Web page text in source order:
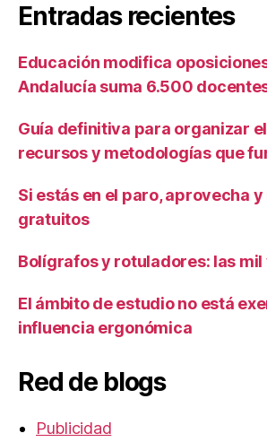
Entradas recientes
Educación modifica
Andalucía suma 6.500
Guía definitiva para organizar
recursos y metodologías que
Si estás en el paro, aprovecha
gratuitos
Bolígrafos y rotuladores: las mil
El ámbito de estudio no está
influencia ergonómica
Red de blogs
Publicidad